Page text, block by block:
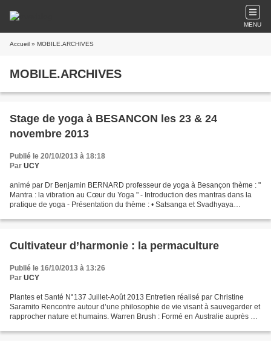
MENU
Accueil » MOBILE.ARCHIVES
MOBILE.ARCHIVES
Stage de yoga à BESANCON les 23 & 24
novembre 2013
Publié le 20/10/2013 à 18:18
Par UCY
animé par Dr Benjamin BERNARD professeur de yoga à Besançon thème : "
Mantra : la vibration au Cœur du Yoga " - Introduction des mantras dans la
pratique de yoga - Présentation du thème : • Satsanga et Svadhyaya
Cultivateur d’harmonie : la permaculture
Publié le 16/10/2013 à 13:26
Par UCY
Plantes et Santé N°137 Juillet-Août 2013 Entretien réalisé par Christine
Saramito Rencontre autour d’une philosophie de vie visant à sauvegarder et
rapprocher nature et humains. Warren Brush : Formé en Australie auprès de